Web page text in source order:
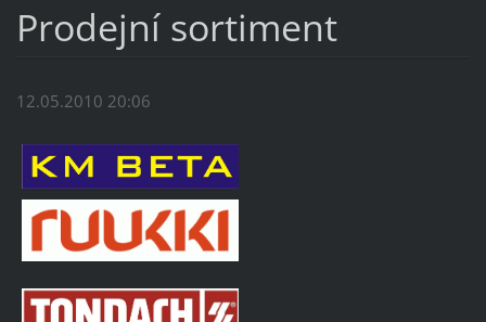
Prodejní sortiment
12.05.2010 20:06